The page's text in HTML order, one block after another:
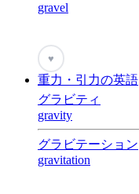
gravel
♥
重力・引力の英語
グラビティ
gravity
グラビテーション
gravitation